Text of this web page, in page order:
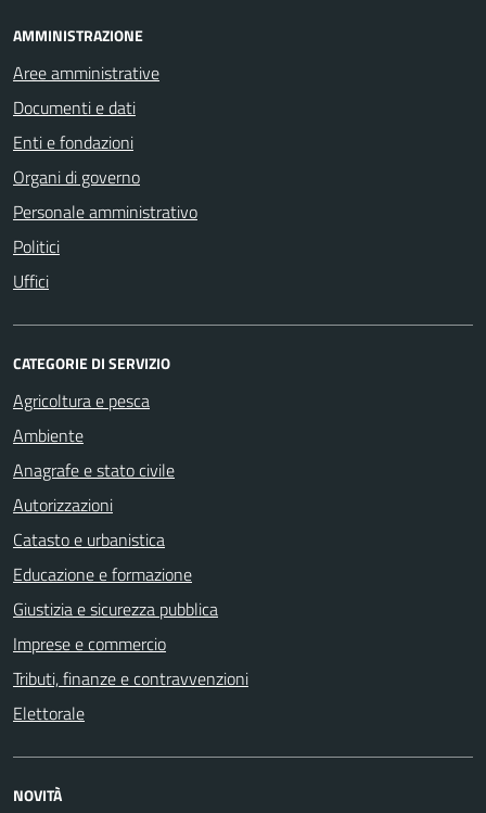
AMMINISTRAZIONE
Aree amministrative
Documenti e dati
Enti e fondazioni
Organi di governo
Personale amministrativo
Politici
Uffici
CATEGORIE DI SERVIZIO
Agricoltura e pesca
Ambiente
Anagrafe e stato civile
Autorizzazioni
Catasto e urbanistica
Educazione e formazione
Giustizia e sicurezza pubblica
Imprese e commercio
Tributi, finanze e contravvenzioni
Elettorale
NOVITÀ